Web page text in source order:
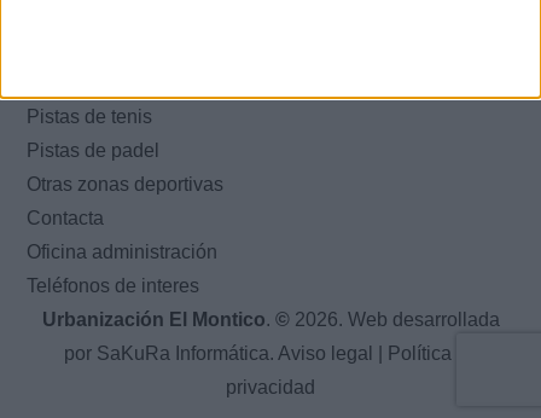
Pistas de tenis
Pistas de padel
Otras zonas deportivas
Contacta
Oficina administración
Teléfonos de interes
Urbanización El Montico. © 2026. Web desarrollada
por SaKuRa Informática. Aviso legal
Política de
privacidad